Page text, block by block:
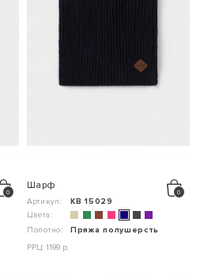
Шарф
Артикул:
КВ 15029
Цвета:
Полотно:
Пряжа полушерсть
РРЦ: 1199 р.